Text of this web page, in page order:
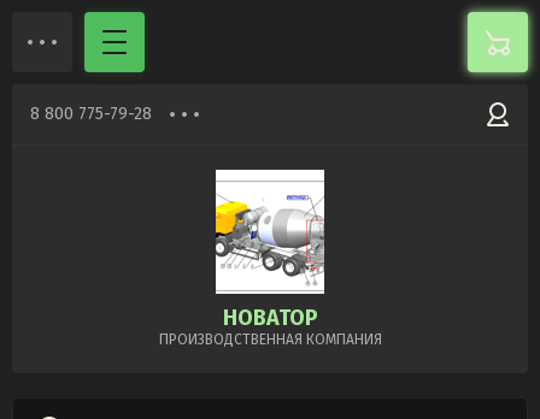
8 800 775-79-28
НOВАТОР
ПРОИЗВОДСТВЕННАЯ КОМПАНИЯ